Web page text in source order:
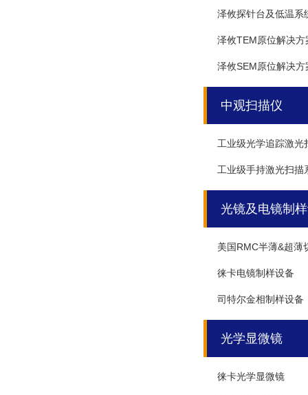
泽攸探针台及低温系
泽攸TEM原位解决方
泽攸SEM原位解决方
中观扫描仪
工业级光学追踪激光
工业级手持激光扫描
光镜及电镜制
美国RMC半薄&超薄
徕卡电镜制样设备
司特尔金相制样设备
光学显微镜
徕卡光学显微镜